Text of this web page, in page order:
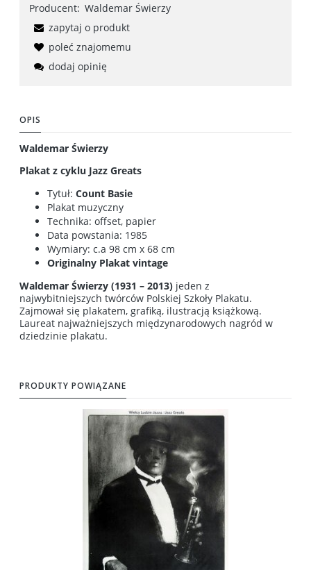
Producent: Waldemar Świerzy
zapytaj o produkt
poleć znajomemu
dodaj opinię
OPIS
Waldemar Świerzy
Plakat z cyklu Jazz Greats
Tytuł: Count Basie
Plakat muzyczny
Technika: offset, papier
Data powstania: 1985
Wymiary: c.a 98 cm x 68 cm
Originalny Plakat vintage
Waldemar Świerzy (1931 – 2013) jeden z
najwybitniejszych twórców Polskiej Szkoły Plakatu.
Zajmował się plakatem, grafiką, ilustracją książkową.
Laureat najważniejszych międzynarodowych nagród w
dziedzinie plakatu.
PRODUKTY POWIĄZANE